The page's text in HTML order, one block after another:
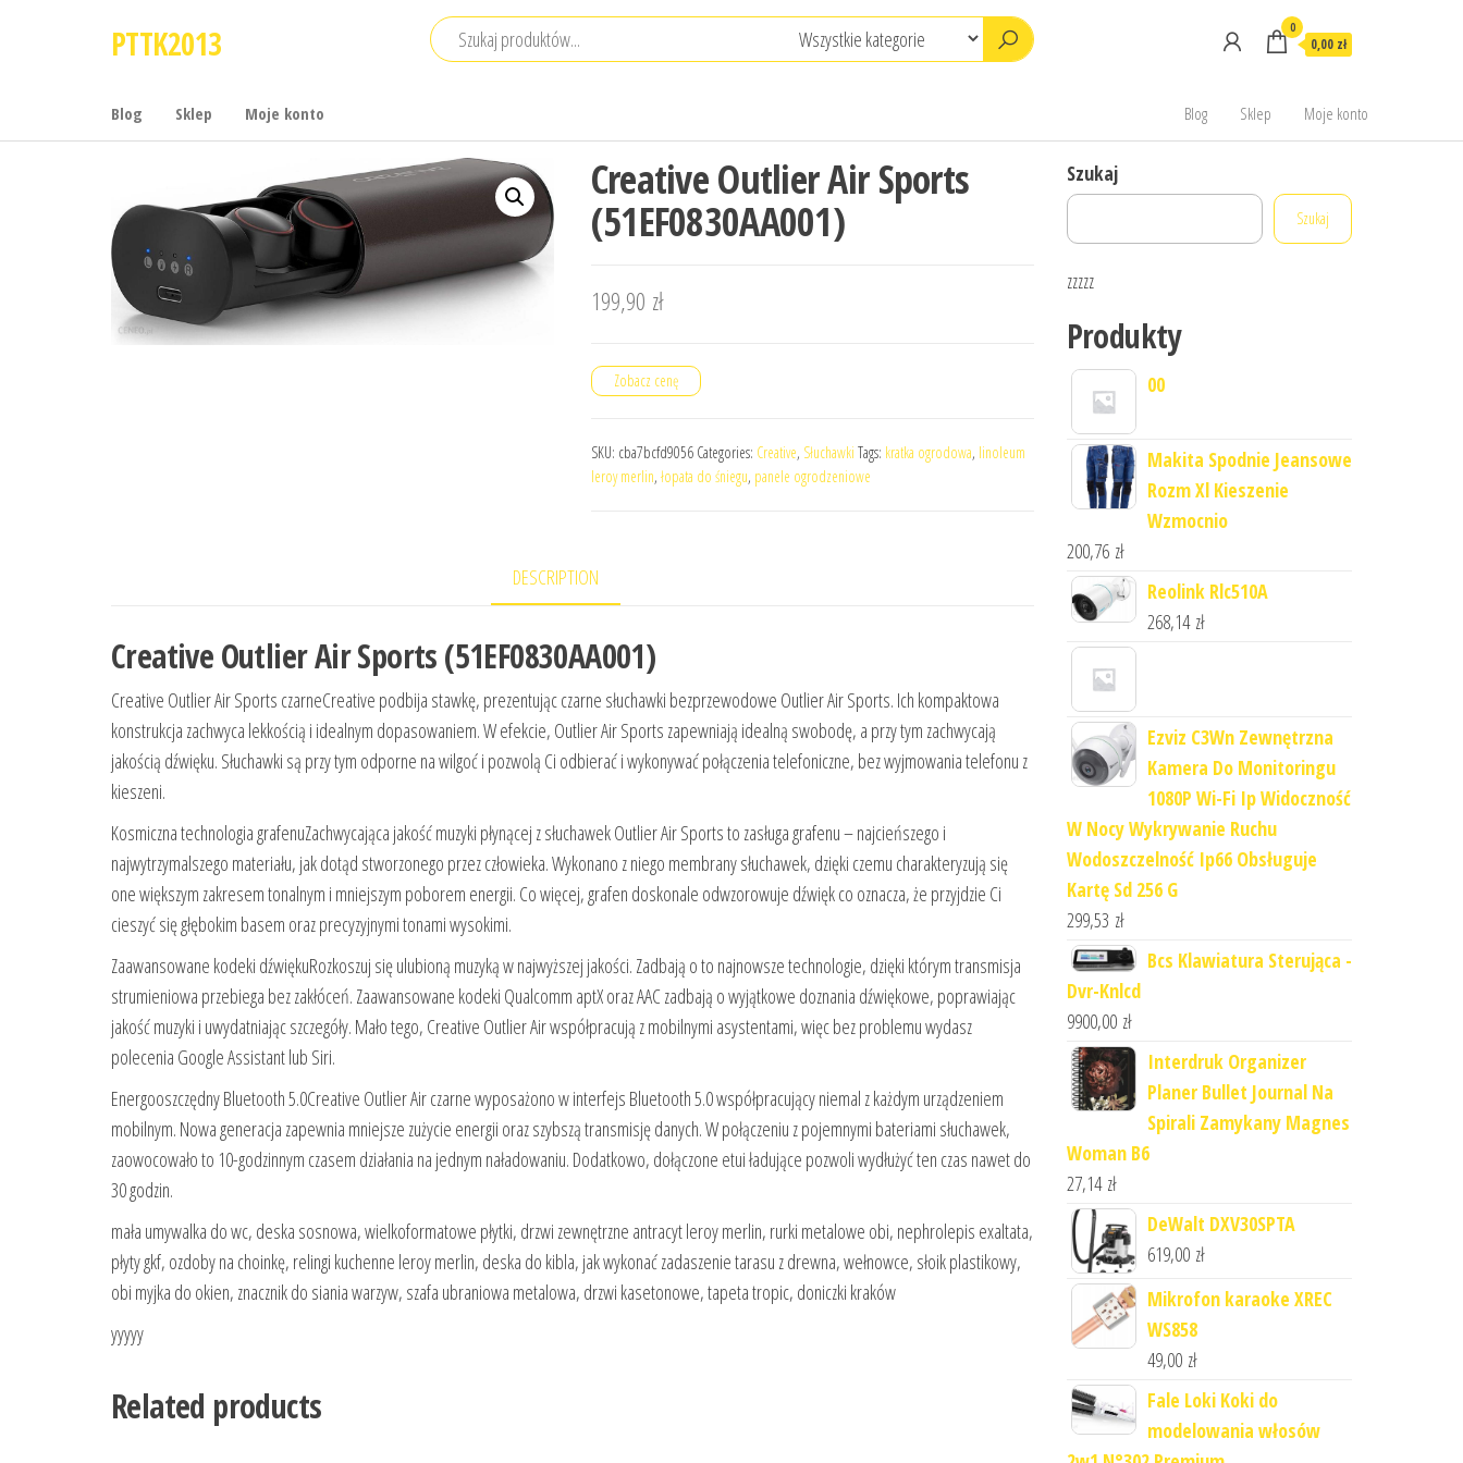
PTTK2013 0
0,00 zł
Blog Sklep Moje konto Blog Sklep Moje konto
Creative Outlier Air Sports
(51EF0830AA001)
199,90 zł
Zobacz cenę
SKU: cba7bcfd9056 Categories: Creative, Słuchawki Tags: kratka ogrodowa, linoleum
leroy merlin, łopata do śniegu, panele ogrodzeniowe
DESCRIPTION
Creative Outlier Air Sports (51EF0830AA001)
Creative Outlier Air Sports czarneCreative podbija stawkę, prezentując czarne słuchawki bezprzewodowe Outlier Air Sports. Ich kompaktowa
konstrukcja zachwyca lekkością i idealnym dopasowaniem. W efekcie, Outlier Air Sports zapewniają idealną swobodę, a przy tym zachwycają
jakością dźwięku. Słuchawki są przy tym odporne na wilgoć i pozwolą Ci odbierać i wykonywać połączenia telefoniczne, bez wyjmowania telefonu z
kieszeni.
Kosmiczna technologia grafenuZachwycająca jakość muzyki płynącej z słuchawek Outlier Air Sports to zasługa grafenu – najcieńszego i
najwytrzymalszego materiału, jak dotąd stworzonego przez człowieka. Wykonano z niego membrany słuchawek, dzięki czemu charakteryzują się
one większym zakresem tonalnym i mniejszym poborem energii. Co więcej, grafen doskonale odwzorowuje dźwięk co oznacza, że przyjdzie Ci
cieszyć się głębokim basem oraz precyzyjnymi tonami wysokimi.
Zaawansowane kodeki dźwiękuRozkoszuj się ulubioną muzyką w najwyższej jakości. Zadbają o to najnowsze technologie, dzięki którym transmisja
strumieniowa przebiega bez zakłóceń. Zaawansowane kodeki Qualcomm aptX oraz AAC zadbają o wyjątkowe doznania dźwiękowe, poprawiając
jakość muzyki i uwydatniając szczegóły. Mało tego, Creative Outlier Air współpracują z mobilnymi asystentami, więc bez problemu wydasz
polecenia Google Assistant lub Siri.
Energooszczędny Bluetooth 5.0Creative Outlier Air czarne wyposażono w interfejs Bluetooth 5.0 współpracujący niemal z każdym urządzeniem
mobilnym. Nowa generacja zapewnia mniejsze zużycie energii oraz szybszą transmisję danych. W połączeniu z pojemnymi bateriami słuchawek,
zaowocowało to 10-godzinnym czasem działania na jednym naładowaniu. Dodatkowo, dołączone etui ładujące pozwoli wydłużyć ten czas nawet do
30 godzin.
mała umywalka do wc, deska sosnowa, wielkoformatowe płytki, drzwi zewnętrzne antracyt leroy merlin, rurki metalowe obi, nephrolepis exaltata,
płyty gkf, ozdoby na choinkę, relingi kuchenne leroy merlin, deska do kibla, jak wykonać zadaszenie tarasu z drewna, wełnowce, słoik plastikowy,
obi myjka do okien, znacznik do siania warzyw, szafa ubraniowa metalowa, drzwi kasetonowe, tapeta tropic, doniczki kraków
yyyyy
Related products
Szukaj
Szukaj
zzzzz
Produkty
00
Makita Spodnie Jeansowe
Rozm Xl Kieszenie
Wzmocnio
200,76 zł
Reolink Rlc510A
268,14 zł
Ezviz C3Wn Zewnętrzna
Kamera Do Monitoringu
1080P Wi-Fi Ip Widoczność
W Nocy Wykrywanie Ruchu
Wodoszczelność Ip66 Obsługuje
Kartę Sd 256 G
299,53 zł
Bcs Klawiatura Sterująca -
Dvr-Knlcd
9900,00 zł
Interdruk Organizer
Planer Bullet Journal Na
Spirali Zamykany Magnes
Woman B6
27,14 zł
DeWalt DXV30SPTA
619,00 zł
Mikrofon karaoke XREC
WS858
49,00 zł
Fale Loki Koki do
modelowania włosów